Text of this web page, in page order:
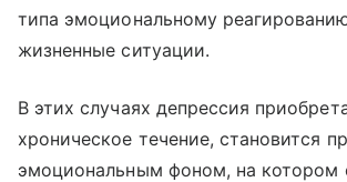
типа эмоциональному
жизненные ситуации.
В этих случаях депрессия
хроническое течение, становится
эмоциональным фоном, на котором